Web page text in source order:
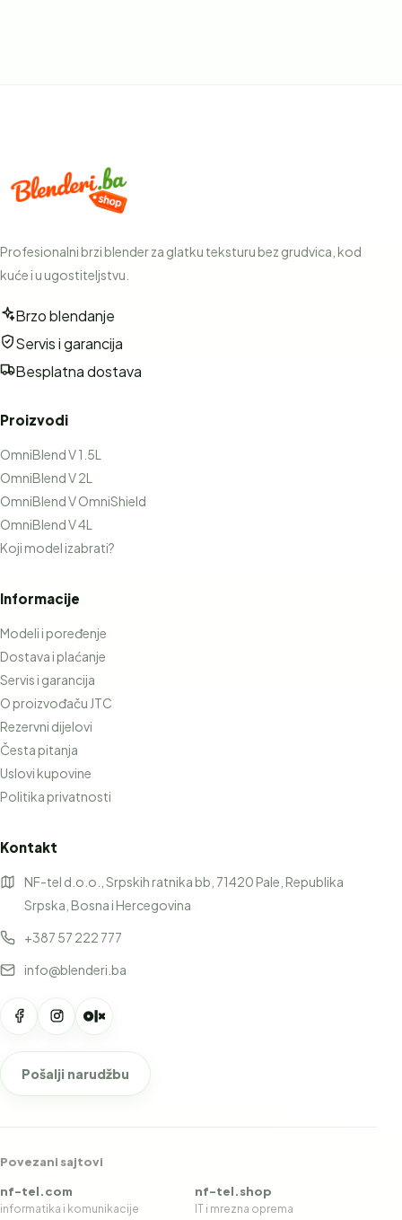
Profesionalni brzi blender za glatku teksturu bez grudvica, kod
kuće i u ugostiteljstvu.
Brzo blendanje
Servis i garancija
Besplatna dostava
Proizvodi
OmniBlend V 1.5L
OmniBlend V 2L
OmniBlend V OmniShield
OmniBlend V 4L
Koji model izabrati?
Informacije
Modeli i poređenje
Dostava i plaćanje
Servis i garancija
O proizvođaču JTC
Rezervni dijelovi
Česta pitanja
Uslovi kupovine
Politika privatnosti
Kontakt
NF-tel d.o.o., Srpskih ratnika bb, 71420 Pale, Republika
Srpska, Bosna i Hercegovina
+387 57 222 777
info@blenderi.ba
Pošalji narudžbu
Povezani sajtovi
nf-tel.com
informatika i komunikacije
nf-tel.shop
IT i mrezna oprema